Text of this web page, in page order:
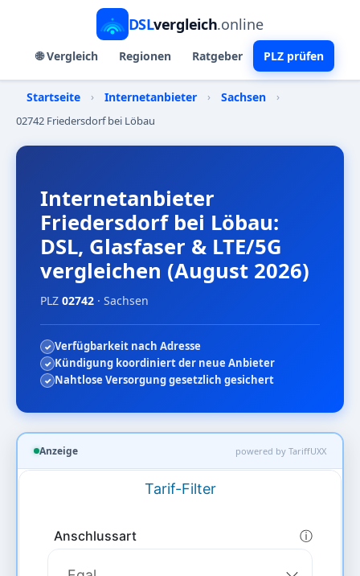
DSLvergleich.online
🌐 Vergleich Regionen Ratgeber PLZ prüfen
Startseite › Internetanbieter › Sachsen
›
02742 Friedersdorf bei Löbau
Internetanbieter
Friedersdorf bei Löbau:
DSL, Glasfaser & LTE/5G
vergleichen (August 2026)
PLZ 02742 · Sachsen
Verfügbarkeit nach Adresse
Kündigung koordiniert der neue Anbieter
Nahtlose Versorgung gesetzlich gesichert
Anzeige powered by TariffUXX